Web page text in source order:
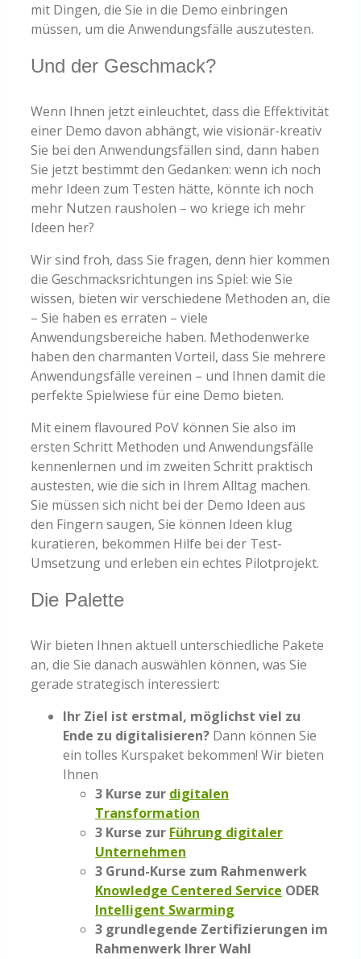
mit Dingen, die Sie in die Demo einbringen
müssen, um die Anwendungsfälle auszutesten.
Und der Geschmack?
Wenn Ihnen jetzt einleuchtet, dass die Effektivität
einer Demo davon abhängt, wie visionär-kreativ
Sie bei den Anwendungsfällen sind, dann haben
Sie jetzt bestimmt den Gedanken: wenn ich noch
mehr Ideen zum Testen hätte, könnte ich noch
mehr Nutzen rausholen – wo kriege ich mehr
Ideen her?
Wir sind froh, dass Sie fragen, denn hier kommen
die Geschmacksrichtungen ins Spiel: wie Sie
wissen, bieten wir verschiedene Methoden an, die
– Sie haben es erraten – viele
Anwendungsbereiche haben. Methodenwerke
haben den charmanten Vorteil, dass Sie mehrere
Anwendungsfälle vereinen – und Ihnen damit die
perfekte Spielwiese für eine Demo bieten.
Mit einem flavoured PoV können Sie also im
ersten Schritt Methoden und Anwendungsfälle
kennenlernen und im zweiten Schritt praktisch
austesten, wie die sich in Ihrem Alltag machen.
Sie müssen sich nicht bei der Demo Ideen aus
den Fingern saugen, Sie können Ideen klug
kuratieren, bekommen Hilfe bei der Test-
Umsetzung und erleben ein echtes Pilotprojekt.
Die Palette
Wir bieten Ihnen aktuell unterschiedliche Pakete
an, die Sie danach auswählen können, was Sie
gerade strategisch interessiert:
Ihr Ziel ist erstmal, möglichst viel zu
Ende zu digitalisieren? Dann können Sie
ein tolles Kurspaket bekommen! Wir bieten
Ihnen
3 Kurse zur digitalen
Transformation
3 Kurse zur Führung digitaler
Unternehmen
3 Grund-Kurse zum Rahmenwerk
Knowledge Centered Service ODER
Intelligent Swarming
3 grundlegende Zertifizierungen im
Rahmenwerk Ihrer Wahl